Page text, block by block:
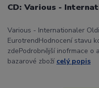
CD: Various -
Various - Internationaler
EurotrendHodnocení stavu
zdePodrobnější inofrmace o
bazarové zboží celý popis